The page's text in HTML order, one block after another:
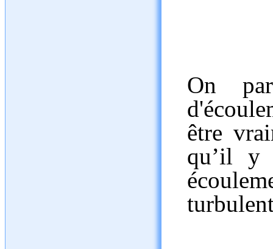
On
être
qu’il y